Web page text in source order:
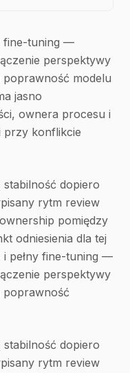
fine-tuning —
perspektywy
poprawność modelu
jasno
ownera procesu i
przy konflikcie
dopiero
rytm review
pomiędzy
odniesienia dla tej
i pełny fine-tuning —
perspektywy
poprawność
dopiero
rytm review